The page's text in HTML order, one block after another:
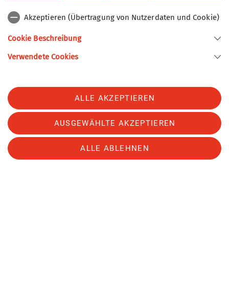
miteinander, tauscht sich aus und alles läuft!
Dann natürlich der wunderbare Arbeitsplatz mit
Blick auf fast die gesamten Ostalpen und den
Wilden Kaiser. Und auch ein bisschen die
hochgeschleppt. Andere Hüttenwarte haben sie
in Schuss gehalten. Man steht auf vielen
Schultern und kann etwas an die Zukunft
weitergeben!
Akzeptieren (Übertragung von Nutzerdaten und Cookie)
Cookie Beschreibung
Verwendete Cookies
ALLE AKZEPTIEREN
AUSGEWÄHLTE AKZEPTIEREN
ALLE ABLEHNEN